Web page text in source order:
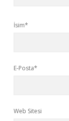
İsim*
E-Posta*
Web Sitesi